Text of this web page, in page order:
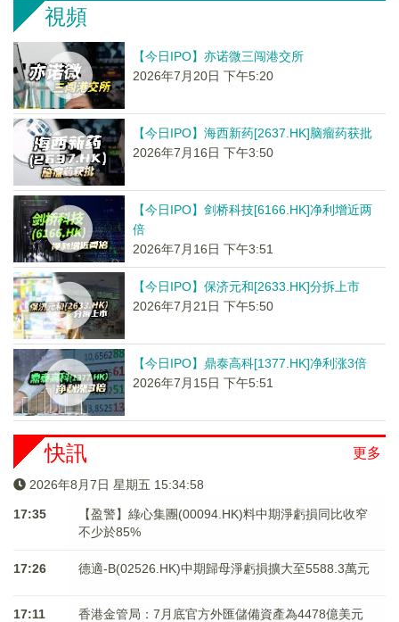
視頻
【今日IPO】亦诺微三闯港交所
2026年7月20日 下午5:20
【今日IPO】海西新药[2637.HK]脑瘤药获批
2026年7月16日 下午3:50
【今日IPO】剑桥科技[6166.HK]净利增近两
倍
2026年7月16日 下午3:51
【今日IPO】保济元和[2633.HK]分拆上市
2026年7月21日 下午5:50
【今日IPO】鼎泰高科[1377.HK]净利涨3倍
2026年7月15日 下午5:51
更多
快訊
2026年8月7日 星期五 15:34:58
17:35
【盈警】綠心集團(00094.HK)料中期淨虧損同比收窄
不少於85%
17:26 德適-B(02526.HK)中期歸母淨虧損擴大至5588.3萬元
17:11 香港金管局：7月底官方外匯儲備資產為4478億美元